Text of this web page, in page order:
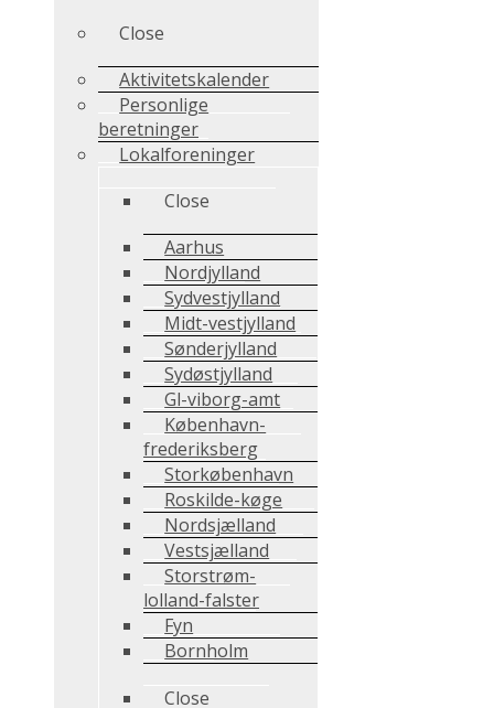
Close
Aktivitetskalender
Personlige
beretninger
Lokalforeninger
Close
Aarhus
Nordjylland
Sydvestjylland
Midt-vestjylland
Sønderjylland
Sydøstjylland
Gl-viborg-amt
København-
frederiksberg
Storkøbenhavn
Roskilde-køge
Nordsjælland
Vestsjælland
Storstrøm-
lolland-falster
Fyn
Bornholm
Close